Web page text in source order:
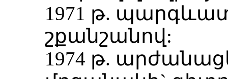
1971 թ.
շքանշանով:
1974 թ.